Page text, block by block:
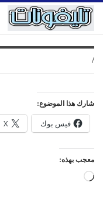
/
شارك هذا الموضوع:
فيس بوك X
معجب بهذه:
جاري